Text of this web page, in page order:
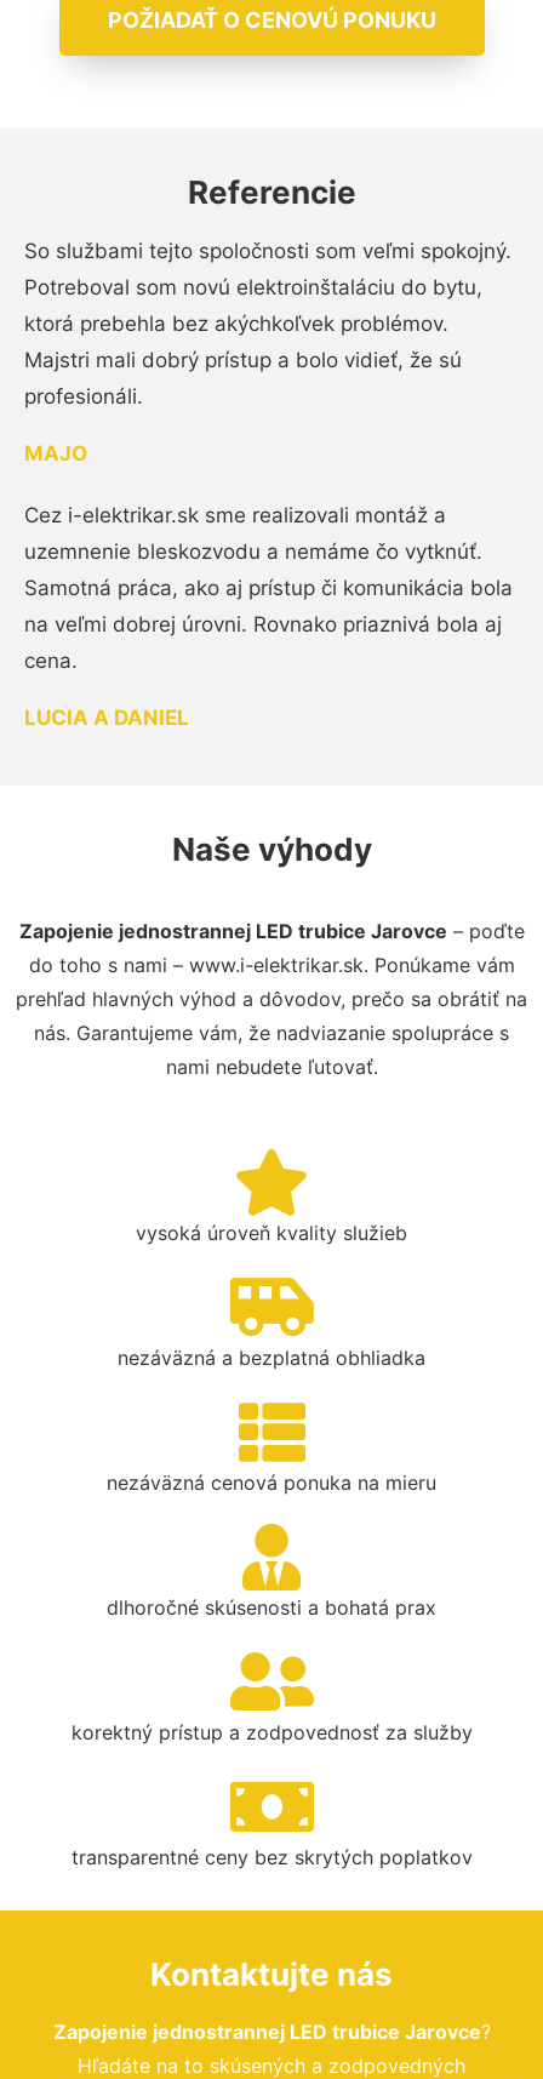
POŽIADAŤ O CENOVÚ PONUKU
Referencie
So službami tejto spoločnosti som veľmi spokojný.
Potreboval som novú elektroinštaláciu do bytu,
ktorá prebehla bez akýchkoľvek problémov.
Majstri mali dobrý prístup a bolo vidieť, že sú
profesionáli.
MAJO
Cez i-elektrikar.sk sme realizovali montáž a
uzemnenie bleskozvodu a nemáme čo vytknúť.
Samotná práca, ako aj prístup či komunikácia bola
na veľmi dobrej úrovni. Rovnako priaznivá bola aj
cena.
LUCIA A DANIEL
Naše výhody
Zapojenie jednostrannej LED trubice Jarovce – poďte
do toho s nami – www.i-elektrikar.sk. Ponúkame vám
prehľad hlavných výhod a dôvodov, prečo sa obrátiť na
nás. Garantujeme vám, že nadviazanie spolupráce s
nami nebudete ľutovať.
vysoká úroveň kvality služieb
nezáväzná a bezplatná obhliadka
nezáväzná cenová ponuka na mieru
dlhoročné skúsenosti a bohatá prax
korektný prístup a zodpovednosť za služby
transparentné ceny bez skrytých poplatkov
Kontaktujte nás
Zapojenie jednostrannej LED trubice Jarovce?
Hľadáte na to skúsených a zodpovedných